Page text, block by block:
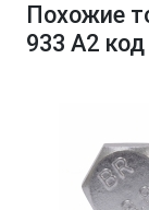
Похожие
933 A2